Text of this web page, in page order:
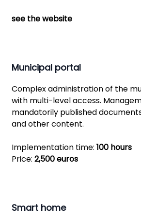
see the website
Municipal portal
Complex administration of the
with multi-level access.
mandatorily published
and other content.
Implementation time: 100 hours
Price: 2,500 euros
Smart home